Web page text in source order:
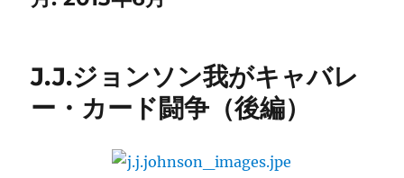
J.J.ジョンソン我がキャバレ
ー・カード闘争（後編）